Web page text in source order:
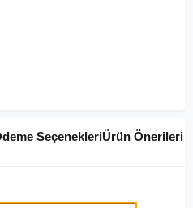
SeçenekleriÜrün Önerileri